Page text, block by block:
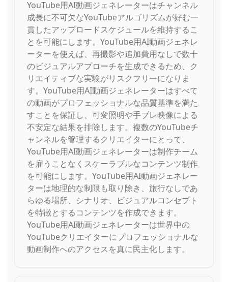
YouTube用AI動画ジェネレーターはチャンネル
成長に不可欠なYouTubeアルゴリズムが好む一
貫したアップロードスケジュールを維持するこ
とを可能にします。YouTube用AI動画ジェネレ
ーターを使えば、再撮影や追加費用なしで数十
のビジュアルアプローチを生成できるため、ク
リエイティブな実験がリスクフリーになりま
す。YouTube用AI動画ジェネレーターはすべて
の動画がプロフェッショナルな品質基準を満た
すことを保証し、可変照明や手ブレ映像による
不安定な結果を排除します。複数のYouTubeチ
ャンネルを管理するクリエイターにとって、
YouTube用AI動画ジェネレーターは制作チーム
を雇うことなくスケーラブルなコンテンツ制作
を可能にします。YouTube用AI動画ジェネレー
ターは地理的な制限も取り除き、旅行なしであ
らゆる場所、シナリオ、ビジュアルコンセプト
を特徴とするコンテンツを作成できます。
YouTube用AI動画ジェネレーターは世界中の
YouTubeクリエイターにプロフェッショナルな
動画制作へのアクセスを真に民主化します。